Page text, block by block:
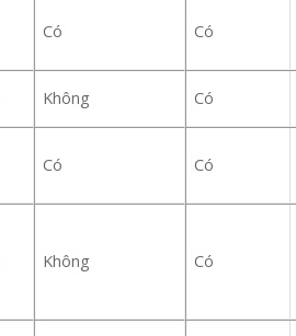
Có Có
Không Có
Có Có
Không Có